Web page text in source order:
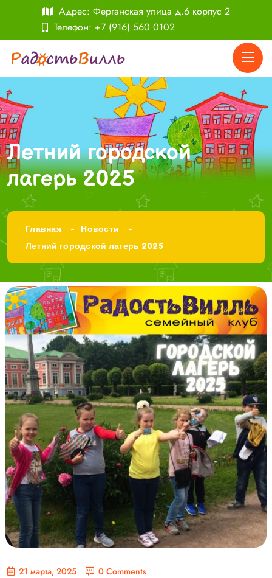
Адрес: Ферганская улица д.6 корпус 2
Телефон: +7 (916) 560 0102
Летний городской
лагерь 2025
Главная
Новости
Летний городской лагерь 2025
21 марта, 2025 0 Comments